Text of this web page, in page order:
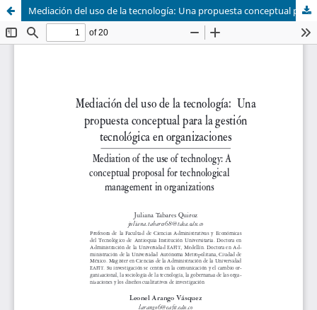
Mediación del uso de la tecnología: Una propuesta conceptual para la gestión tecnológica en organizaciones